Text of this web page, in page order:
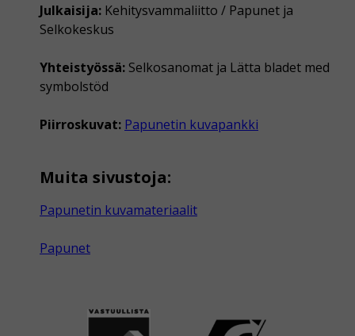
Julkaisija: Kehitysvammaliitto / Papunet ja
Selkokeskus
Yhteistyössä: Selkosanomat ja Lätta bladet med
symbolstöd
Piirroskuvat: Papunetin kuvapankki
Muita sivustoja:
Papunetin kuvamateriaalit
Papunet